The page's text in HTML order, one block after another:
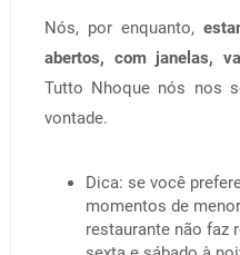
Nós, por enquanto,
abertos, com janelas,
Tutto Nhoque nós nos
vontade.
Dica: se você
momentos de
restaurante não faz